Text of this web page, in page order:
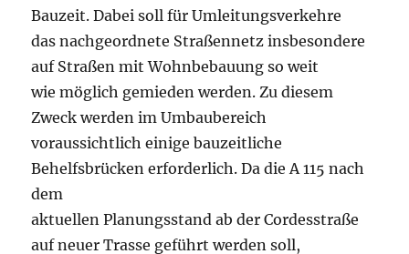
Bauzeit. Dabei soll für Umleitungsverkehre
das nachgeordnete Straßennetz insbesondere
auf Straßen mit Wohnbebauung so weit
wie möglich gemieden werden. Zu diesem
Zweck werden im Umbaubereich
voraussichtlich einige bauzeitliche
Behelfsbrücken erforderlich. Da die A 115 nach
dem
aktuellen Planungsstand ab der Cordesstraße
auf neuer Trasse geführt werden soll,